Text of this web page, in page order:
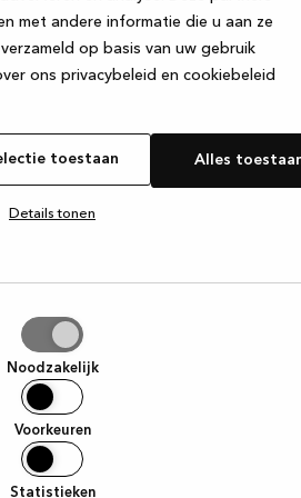
met andere informatie die u aan ze
op basis van uw gebruik
ons privacybeleid en cookiebeleid
toestaan Alles
Details tonen
Noodzakelijk
Voorkeuren
Statistieken
loadingwww.kvik.be (see the